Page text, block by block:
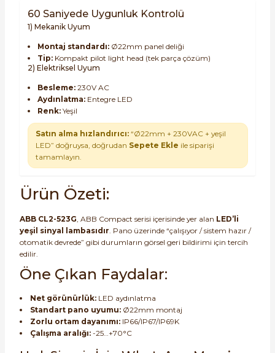
60 Saniyede Uygunluk Kontrolü
1) Mekanik Uyum
Montaj standardı: Ø22mm panel deliği
Tip: Kompakt pilot light head (tek parça çözüm)
2) Elektriksel Uyum
Besleme: 230V AC
Aydınlatma: Entegre LED
Renk: Yeşil
Satın alma hızlandırıcı: “Ø22mm + 230VAC + yeşil
LED” doğruysa, doğrudan Sepete Ekle ile siparişi
tamamlayın.
Ürün Özeti:
ABB CL2-523G, ABB Compact serisi içerisinde yer alan LED’li
yeşil sinyal lambasıdır. Pano üzerinde “çalışıyor / sistem hazır /
otomatik devrede” gibi durumların görsel geri bildirimi için tercih
edilir.
Öne Çıkan Faydalar:
Net görünürlük:LED aydınlatma
Standart pano uyumu:Ø22mm montaj
Zorlu ortam dayanımı:IP66/IP67/IP69K
Çalışma aralığı:-25…+70°C